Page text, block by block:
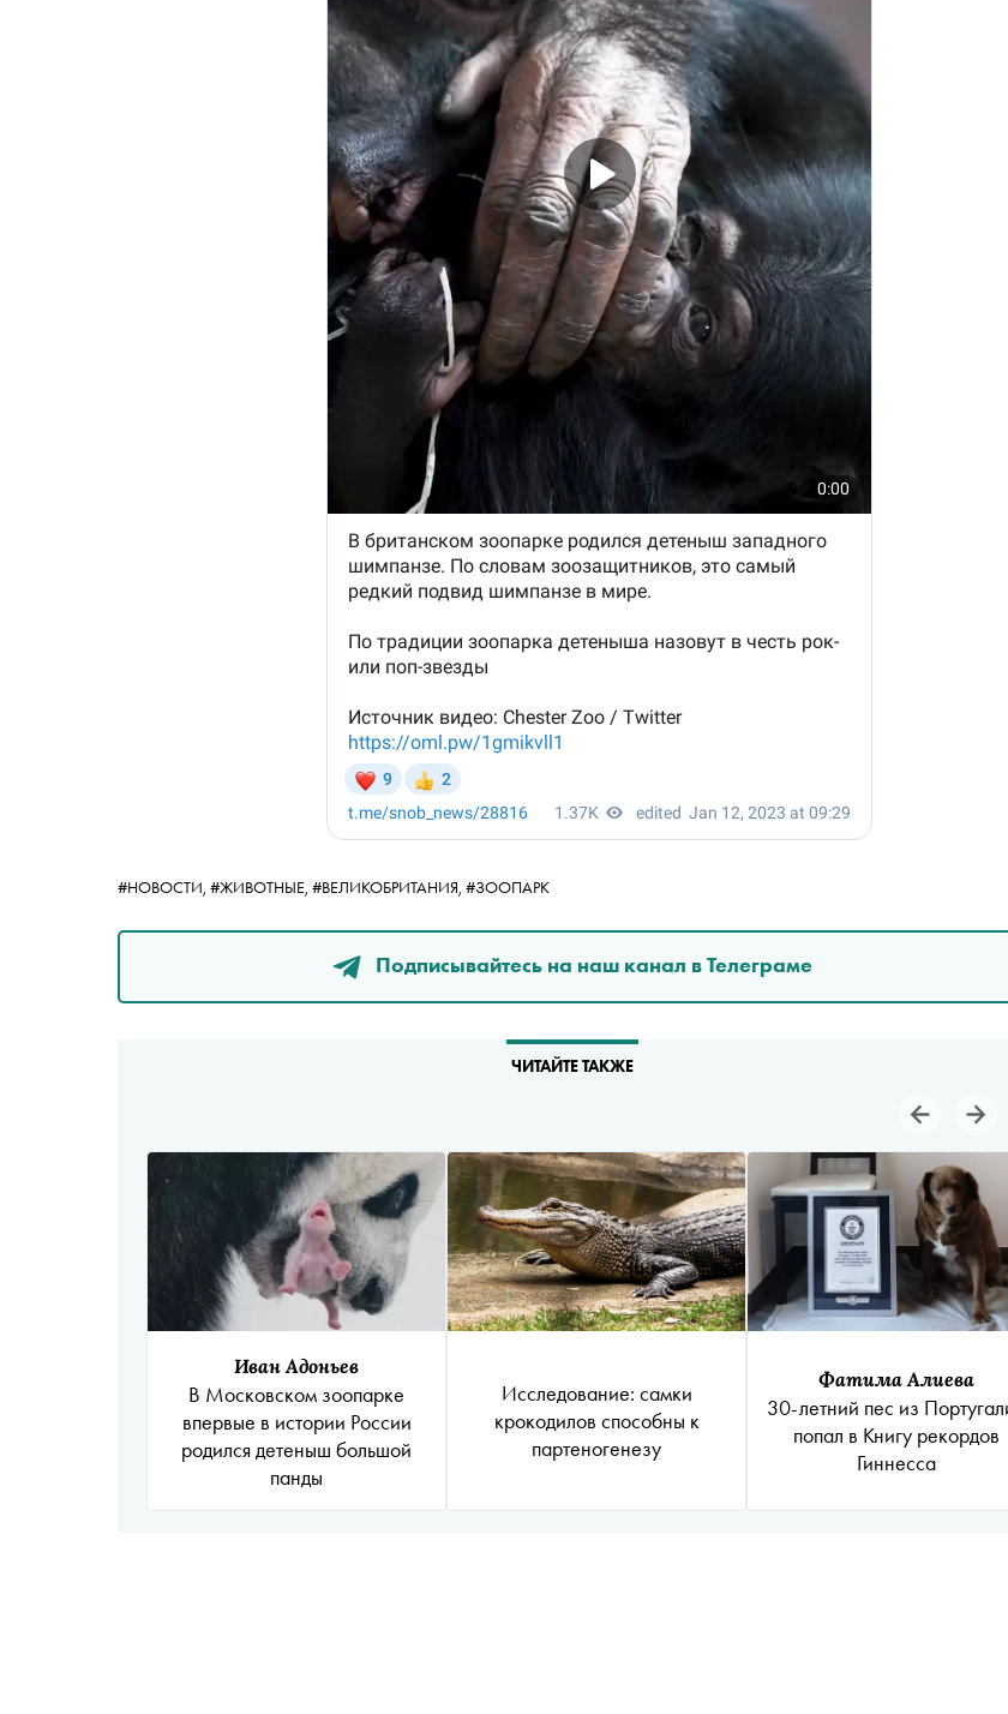
#НОВОСТИ, #ЖИВОТНЫЕ, #ВЕЛИКОБРИТАНИЯ, #ЗООПАРК
Подписывайтесь на наш канал в Телеграме
ЧИТАЙТЕ ТАКЖЕ
Иван Адоньев
В Московском зоопарке
впервые в истории России
родился детеныш большой
панды
Исследование: самки
крокодилов способны к
партеногенезу
Фатима Алиева
30-летний пес из
попал в Книгу рекордов
Гиннесса